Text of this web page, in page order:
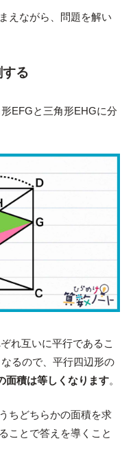
えながら、問題を解い
る
EFGと三角形EHGに分
れ互いに平行であるこ
るので、平行四辺形の
面積は等しくなります。
ちどちらかの面積を求
ことで答えを導くこと